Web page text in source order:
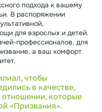
подхода к вашему
В распоряжении
для взрослых и детей.
профессионалов, для
а ваш комфорт
чтобы
в качестве,
которые
«Призвания».